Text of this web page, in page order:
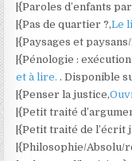
|{Paroles d’enfants
|{Pas de quartier ?,Le
|{Paysages et
|{Pénologie :
et à lire.. Disponible
|{Penser la justice,
|{Petit traité
|{Petit traité de
|{Philosophie/Absolu/